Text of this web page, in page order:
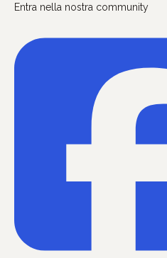
Entra nella nostra community